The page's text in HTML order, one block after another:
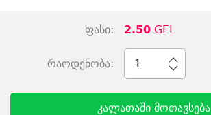
ფასი: 2.50GEL
რაოდენობა: 1
კალათაში მოთავსება